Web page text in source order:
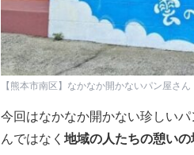
【熊本市南区】なかなか開かないパン屋さ
今回はなかなか開かない珍しい
んではなく 地域の人たちの憩いの